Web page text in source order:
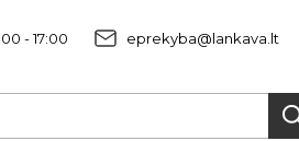
- 17:00 eprekyba@lankava.lt